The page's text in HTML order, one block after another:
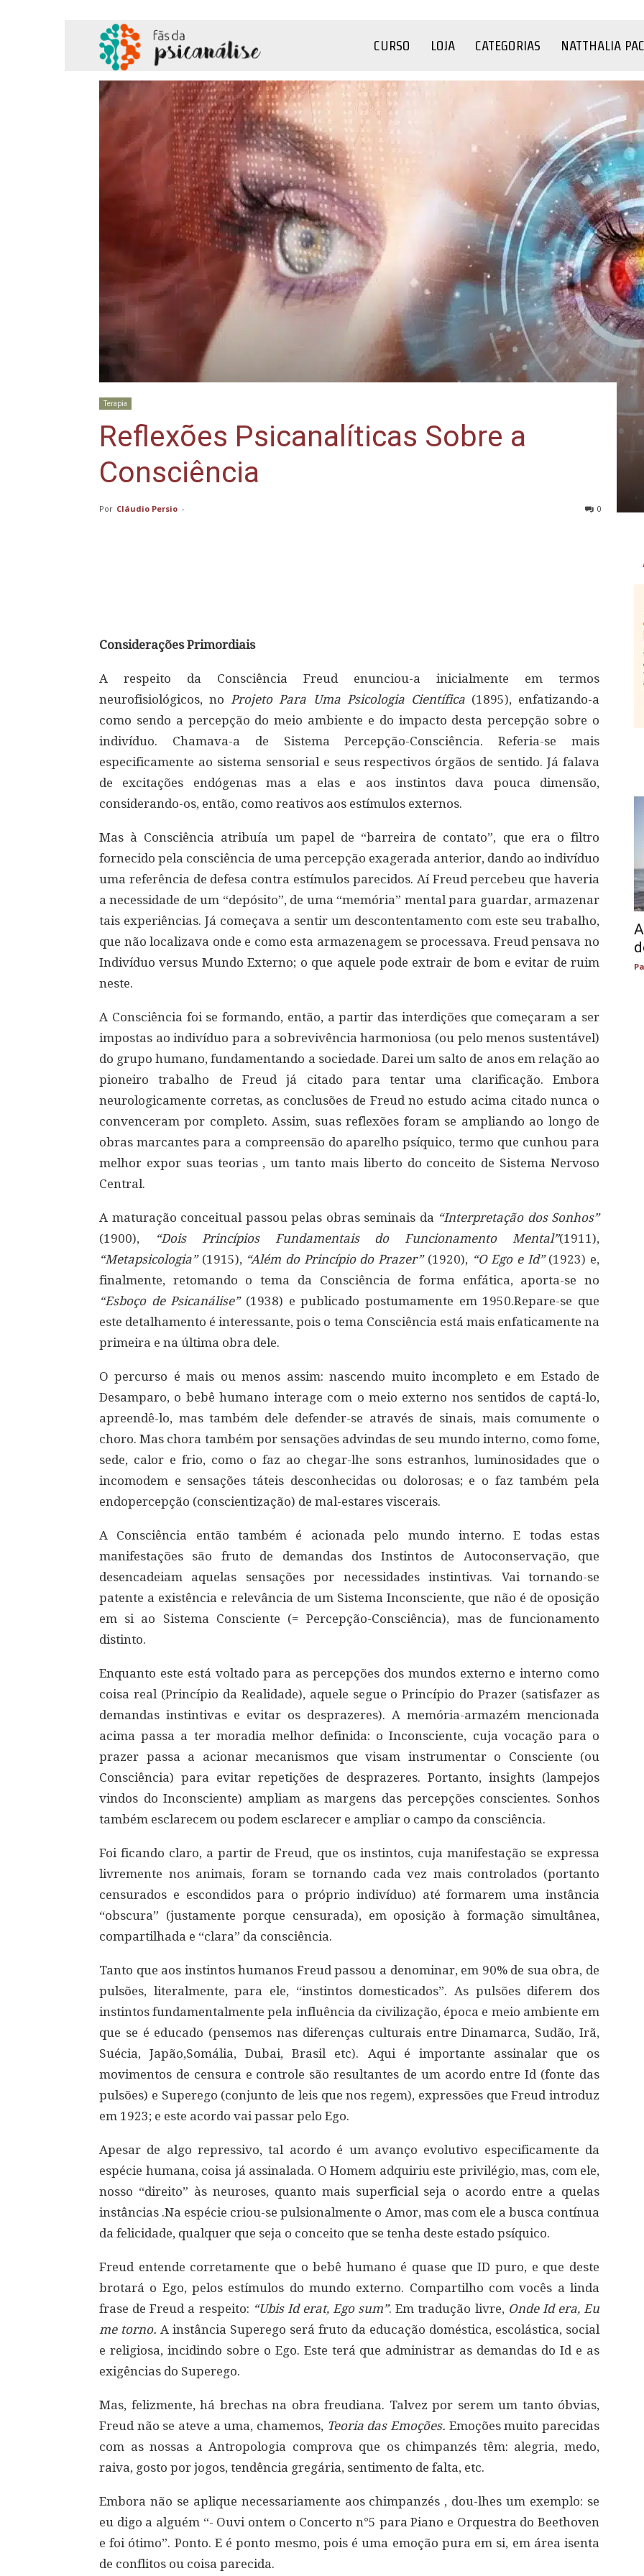
da
Psicanálise
CURSO LOJA CATEGORIAS NATTHALIA
Terapia
Reflexões Psicanalíticas Sobre a
Consciência
Por Cláudio Persio - 0
Considerações Primordiais
A respeito da Consciência Freud enunciou-a inicialmente em termos
neurofisiológicos, noProjeto Para Uma Psicologia Científica (1895), enfatizando-a
como sendo a percepção do meio ambiente e do impacto desta percepção sobre o
indivíduo. Chamava-a de Sistema Percepção-Consciência. Referia-se mais
especificamente ao sistema sensorial e seus respectivos órgãos de sentido. Já falava
de excitações endógenas mas a elas e aos instintos dava pouca dimensão,
considerando-os, então, como reativos aos estímulos externos.
Mas à Consciência atribuía um papel de “barreira de contato”, que era o filtro
fornecido pela consciência de uma percepção exagerada anterior, dando ao indivíduo
uma referência de defesa contra estímulos parecidos. Aí Freud percebeu que haveria
a necessidade de um “depósito”, de uma “memória” mental para guardar, armazenar
tais experiências. Já começava a sentir um descontentamento com este seu trabalho,
que não localizava onde e como esta armazenagem se processava. Freud pensava no
Indivíduo versus Mundo Externo; o que aquele pode extrair de bom e evitar de ruim
neste.
A Consciência foi se formando, então, a partir das interdições que começaram a ser
impostas ao indivíduo para a sobrevivência harmoniosa (ou pelo menos sustentável)
do grupo humano, fundamentando a sociedade. Darei um salto de anos em relação ao
pioneiro trabalho de Freud já citado para tentar uma clarificação. Embora
neurologicamente corretas, as conclusões de Freud no estudo acima citado nunca o
convenceram por completo. Assim, suas reflexões foram se ampliando ao longo de
obras marcantes para a compreensão do aparelho psíquico, termo que cunhou para
melhor expor suas teorias , um tanto mais liberto do conceito de Sistema Nervoso
Central.
A maturação conceitual passou pelas obras seminais da “Interpretação dos Sonhos”
(1900),
“Dois Princípios Fundamentais do Funcionamento Mental”(1911),
“Metapsicologia”(1915), “Além do Princípio do Prazer” (1920), “O Ego e Id”(1923) e,
finalmente, retomando o tema da Consciência de forma enfática, aporta-se no
“Esboço de Psicanálise” (1938) e publicado postumamente em 1950.Repare-se que
este detalhamento é interessante, pois o tema Consciência está mais enfaticamente na
primeira e na última obra dele.
O percurso é mais ou menos assim: nascendo muito incompleto e em Estado de
Desamparo, o bebê humano interage com o meio externo nos sentidos de captá-lo,
apreendê-lo, mas também dele defender-se através de sinais, mais comumente o
choro. Mas chora também por sensações advindas de seu mundo interno, como fome,
sede, calor e frio, como o faz ao chegar-lhe sons estranhos, luminosidades que o
incomodem e sensações táteis desconhecidas ou dolorosas; e o faz também pela
endopercepção (conscientização) de mal-estares viscerais.
A Consciência então também é acionada pelo mundo interno. E todas estas
manifestações são fruto de demandas dos Instintos de Autoconservação, que
desencadeiam aquelas sensações por necessidades instintivas. Vai tornando-se
patente a existência e relevância de um Sistema Inconsciente, que não é de oposição
em si ao Sistema Consciente (= Percepção-Consciência), mas de funcionamento
distinto.
Enquanto este está voltado para as percepções dos mundos externo e interno como
coisa real (Princípio da Realidade), aquele segue o Princípio do Prazer (satisfazer as
demandas instintivas e evitar os desprazeres). A memória-armazém mencionada
acima passa a ter moradia melhor definida: o Inconsciente, cuja vocação para o
prazer passa a acionar mecanismos que visam instrumentar o Consciente (ou
Consciência) para evitar repetições de desprazeres. Portanto, insights (lampejos
vindos do Inconsciente) ampliam as margens das percepções conscientes. Sonhos
também esclarecem ou podem esclarecer e ampliar o campo da consciência.
Foi ficando claro, a partir de Freud, que os instintos, cuja manifestação se expressa
livremente nos animais, foram se tornando cada vez mais controlados (portanto
censurados e escondidos para o próprio indivíduo) até formarem uma instância
“obscura” (justamente porque censurada), em oposição à formação simultânea,
compartilhada e “clara” da consciência.
Tanto que aos instintos humanos Freud passou a denominar, em 90% de sua obra, de
pulsões, literalmente, para ele, “instintos domesticados”. As pulsões diferem dos
instintos fundamentalmente pela influência da civilização, época e meio ambiente em
que se é educado (pensemos nas diferenças culturais entre Dinamarca, Sudão, Irã,
Suécia, Japão,Somália, Dubai, Brasil etc). Aqui é importante assinalar que os
movimentos de censura e controle são resultantes de um acordo entre Id (fonte das
pulsões) e Superego (conjunto de leis que nos regem), expressões que Freud introduz
em 1923; e este acordo vai passar pelo Ego.
Apesar de algo repressivo, tal acordo é um avanço evolutivo especificamente da
espécie humana, coisa já assinalada. O Homem adquiriu este privilégio, mas, com ele,
nosso “direito” às neuroses, quanto mais superficial seja o acordo entre a quelas
instâncias .Na espécie criou-se pulsionalmente o Amor, mas com ele a busca contínua
da felicidade, qualquer que seja o conceito que se tenha deste estado psíquico.
Freud entende corretamente que o bebê humano é quase que ID puro, e que deste
brotará o Ego, pelos estímulos do mundo externo. Compartilho com vocês a linda
frase de Freud a respeito: “Ubis Id erat, Ego sum”. Em tradução livre, Onde Id era, Eu
me torno. A instância Superego será fruto da educação doméstica, escolástica, social
e religiosa, incidindo sobre o Ego. Este terá que administrar as demandas do Id e as
exigências do Superego.
Mas, felizmente, há brechas na obra freudiana. Talvez por serem um tanto óbvias,
Freud não se ateve a uma, chamemos, Teoria das Emoções. Emoções muito parecidas
com as nossas a Antropologia comprova que os chimpanzés têm: alegria, medo,
raiva, gosto por jogos, tendência gregária, sentimento de falta, etc.
Embora não se aplique necessariamente aos chimpanzés , dou-lhes um exemplo: se
eu digo a alguém “- Ouvi ontem o Concerto n°5 para Piano e Orquestra do Beethoven
e foi ótimo”. Ponto. E é ponto mesmo, pois é uma emoção pura em si, em área isenta
de conflitos ou coisa parecida.